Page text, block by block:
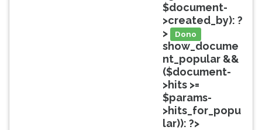
$document-
>created_by): ?
>
Dono
show_docume
nt_popular &&
($document-
>hits >=
$params-
>hits_for_popu
lar)): ?>